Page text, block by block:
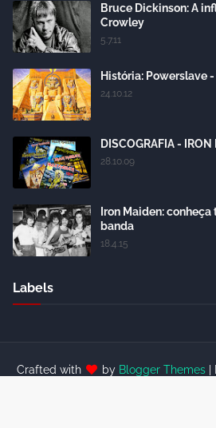
Bruce Dickinson: A
Crowley
5.7.11
História: Powerslave -
24.10.12
DISCOGRAFIA - IRON
28.10.09
Iron Maiden:
banda
18.4.15
Labels
Crafted with by Blogger Themes|